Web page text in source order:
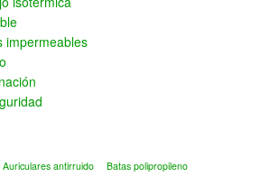
impermeables
Auriculares antirruido
Batas polipropileno